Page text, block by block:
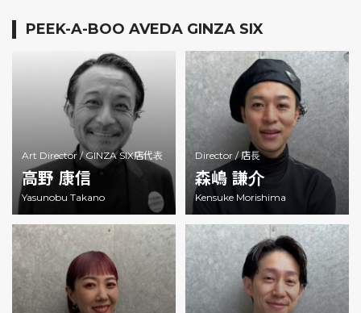
PEEK-A-BOO AVEDA GINZA SIX
Art Director /GINZA SIX店代表
高野 康信
Yasunobu Takano
Director /店長
森嶋 謙介
Kensuke Morishima